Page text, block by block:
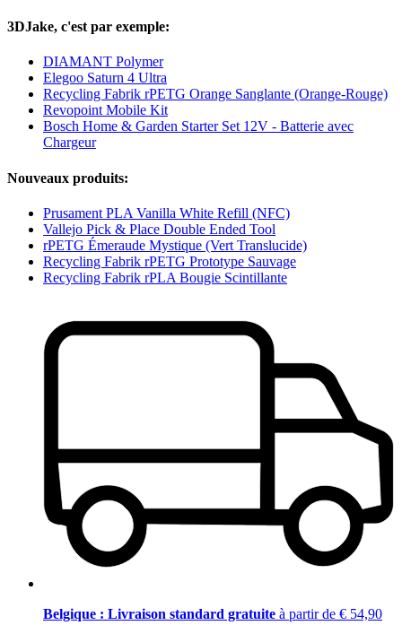
3DJake, c'est par exemple:
DIAMANT Polymer
Elegoo Saturn 4 Ultra
Recycling Fabrik rPETG Orange Sanglante (Orange-Rouge)
Revopoint Mobile Kit
Bosch Home & Garden Starter Set 12V - Batterie avec
Chargeur
Nouveaux produits:
Prusament PLA Vanilla White Refill (NFC)
Vallejo Pick & Place Double Ended Tool
rPETG Émeraude Mystique (Vert Translucide)
Recycling Fabrik rPETG Prototype Sauvage
Recycling Fabrik rPLA Bougie Scintillante
Belgique : Livraison standard gratuite à partir de € 54,90